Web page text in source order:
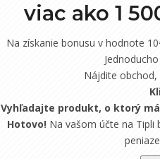
viac ako 1
Na získanie bonusu v hodnote
Nájdite obchod,
Vyhľadajte produkt, o ktorý
Hotovo!Na vašom účte na Tipli